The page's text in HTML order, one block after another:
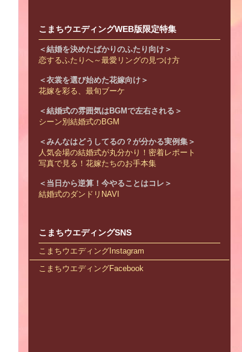
こまちウエディングWEB版限定特集
＜結婚を決めたばかりのふたり向け＞
恋するふたりへ～最愛リングの見つけ方
＜衣裳を選び始めた花嫁向け＞
花嫁を彩る、最旬ブーケ
＜結婚式の雰囲気はBGMで左右される＞
シーン別結婚式のBGM
＜みんなはどうしてるの？が分かる実例集＞
人気会場の結婚式が丸分かり！密着レポート
写真で見る！花嫁たちのお手本集
＜当日から逆算！今やることはコレ＞
結婚式のダンドリNAVI
こまちウエディングSNS
こまちウエディングInstagram
こまちウエディングFacebook